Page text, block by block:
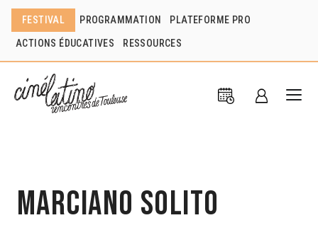
FESTIVAL PROGRAMMATION PLATEFORME PRO
ACTIONS ÉDUCATIVES RESSOURCES
Marciano Solito